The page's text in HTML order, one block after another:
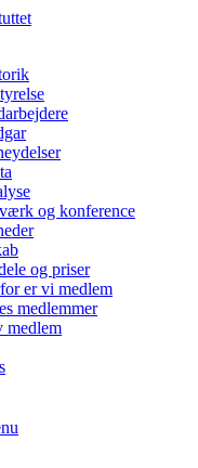
og konference
og priser
er vi medlem
medlemmer
medlem